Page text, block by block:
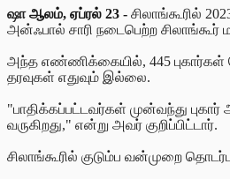
ஷாஆலம், ஏப்ரல் 23 - சிலாங்கூரில்
அன்ஃபால் சாரி நடைபெற்ற சிலாங்கூர்
அந்த எண்ணிக்கையில், 445 புகார்கள்
தரவுகள் எதுவும் இல்லை.
"பாதிக்கப்பட்டவர்கள் முன்வந்து புகார்
வருகிறது," என்று அவர் குறிப்பிட்டார்.
சிலாங்கூரில் குடும்ப வன்முறை